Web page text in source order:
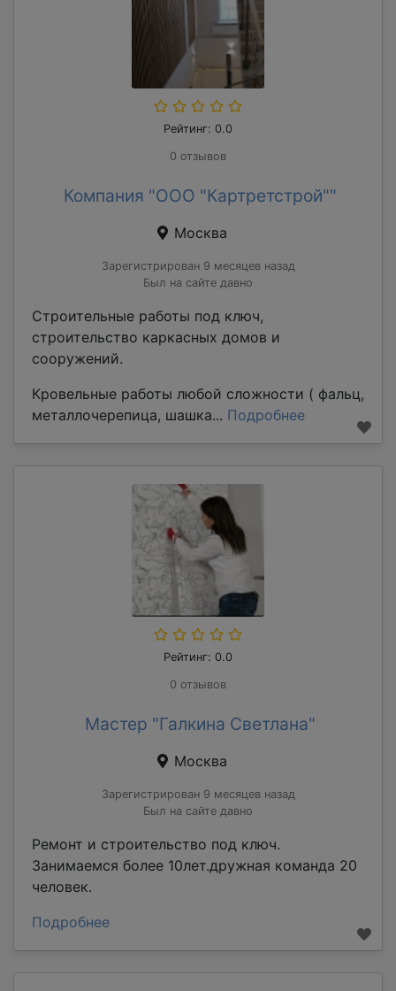
Рейтинг: 0.0
0 отзывов
Компания "ООО "Картретстрой""
Москва
Зарегистрирован 9 месяцев назад
Был на сайте давно
Строительные работы под ключ,
строительство каркасных домов и
сооружений.
Кровельные работы любой сложности ( фальц,
металлочерепица, шашка... Подробнее
Рейтинг: 0.0
0 отзывов
Мастер "Галкина Светлана"
Москва
Зарегистрирован 9 месяцев назад
Был на сайте давно
Ремонт и строительство под ключ.
Занимаемся более 10лет.дружная команда 20
человек.
Подробнее